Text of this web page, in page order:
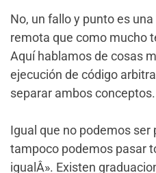
No, un fallo y punto es
remota que como mucho
Aquí hablamos de cosas
ejecución de código
separar ambos conceptos.
Igual que no podemos
tampoco podemos pasar
igualÂ». Existen